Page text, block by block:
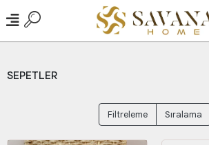
SEPETLER
Filtreleme Sıralama